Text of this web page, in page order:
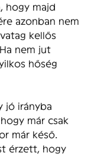
hogy majd
azonban nem
kellős
nem jut
hőség
jó irányba
már csak
már késő.
érzett, hogy